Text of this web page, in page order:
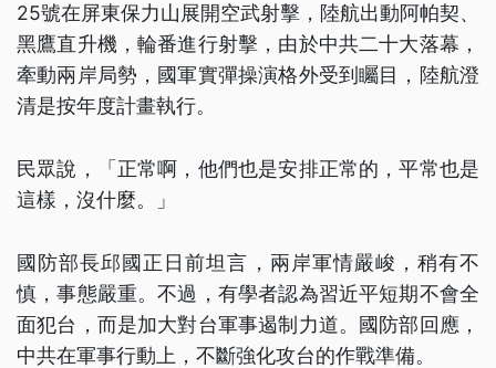
25號在屏東保力山展開空武射擊，陸航出動阿帕契、
黑鷹直升機，輪番進行射擊，由於中共二十大落幕，
牽動兩岸局勢，國軍實彈操演格外受到矚目，陸航澄
清是按年度計畫執行。
民眾說，「正常啊，他們也是安排正常的，平常也是
這樣，沒什麼。」
國防部長邱國正日前坦言，兩岸軍情嚴峻，稍有不
慎，事態嚴重。不過，有學者認為習近平短期不會全
面犯台，而是加大對台軍事遏制力道。國防部回應，
中共在軍事行動上，不斷強化攻台的作戰準備。